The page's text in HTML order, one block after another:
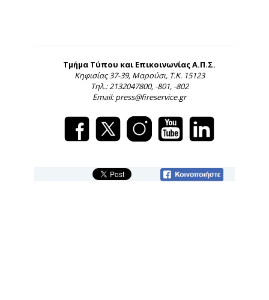
Τμήμα Τύπου και Επικοινωνίας Α.Π.Σ.
Κηφισίας 37-39, Μαρούσι, Τ.Κ. 15123
Τηλ.: 2132047800, -801, -802
Email: press@fireservice.gr